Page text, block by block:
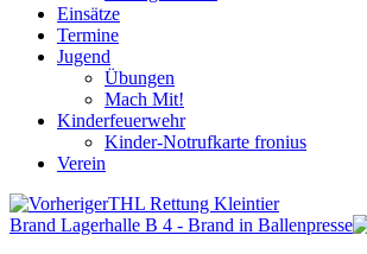
Einsätze
Termine
Jugend
Übungen
Mach Mit!
Kinderfeuerwehr
Kinder-Notrufkarte fronius
Verein
THL Rettung Kleintier
Brand Lagerhalle B 4 - Brand in Ballenpresse